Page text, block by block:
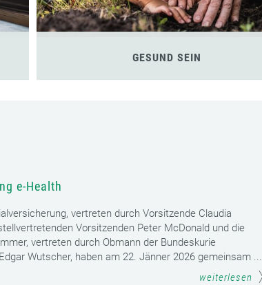
GESUND SEIN
e-Health
vertreten durch Vorsitzende Claudia
Vorsitzenden Peter McDonald und die
vertreten durch Obmann der Bundeskurie
Wutscher, haben am 22. Jänner 2026 gemeinsam ...
weiterlesen